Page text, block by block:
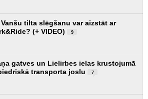
Vanšu tilta slēgšanu var aizstāt ar
(+ VIDEO)
9
gatves un Lielirbes ielas krustojumā
transporta joslu
7